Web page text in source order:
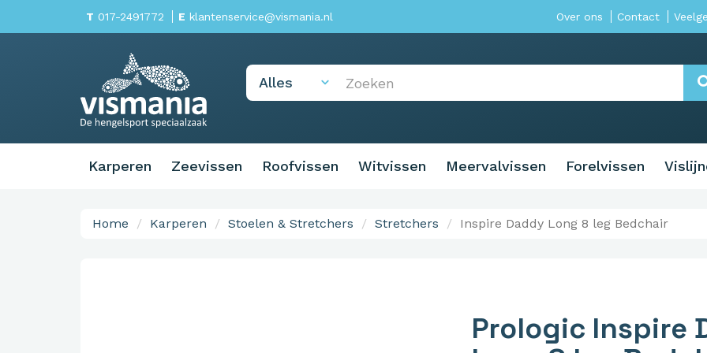
T 017-2491772 E klantenservice@vismania.nl Over ons Contact
Karperen Zeevissen Roofvissen Witvissen Meervalvissen Forelvissen
Home Karperen Stoelen & Stretchers Stretchers Inspire Daddy Long 8 leg Bedchair
Prologic Inspire